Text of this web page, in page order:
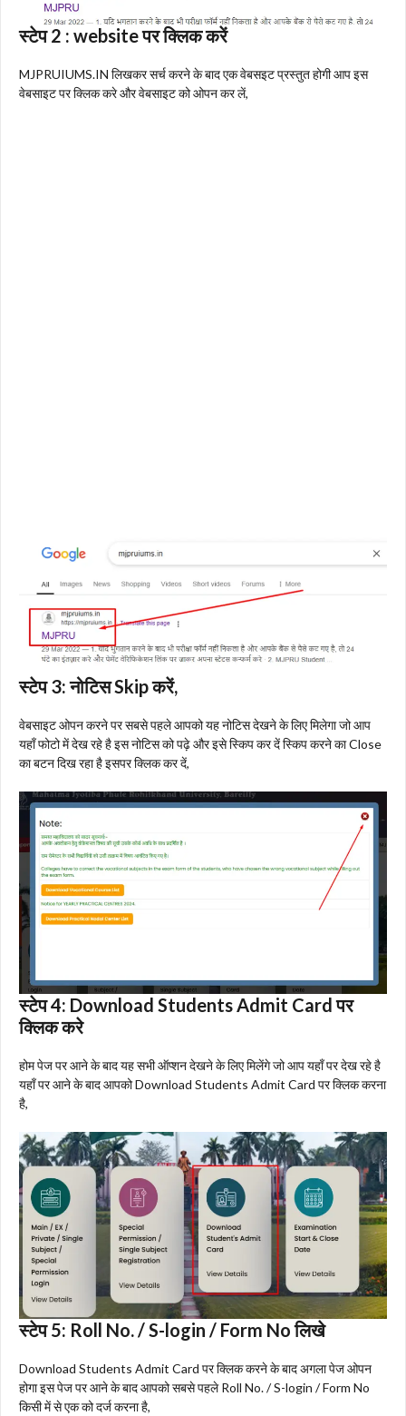
स्टेप 2 : website पर क्लिक करें
MJPRUIUMS.IN लिखकर सर्च करने के बाद एक वेबसइट प्रस्तुत होगी आप इस
वेबसाइट पर क्लिक करे और वेबसाइट को ओपन कर लें,
स्टेप 3:नोटिस Skip करें,
वेबसाइट ओपन करने पर सबसे पहले आपको यह नोटिस देखने के लिए मिलेगा जो आप
यहाँ फोटो में देख रहे है इस नोटिस को पढ़े और इसे स्किप कर दें स्किप करने का Close
का बटन दिख रहा है इसपर क्लिक कर दें,
स्टेप 4: Download Students Admit Card पर
क्लिक करे
होम पेज पर आने के बाद यह सभी ऑप्शन देखने के लिए मिलेंगे जो आप यहाँ पर देख रहे है
यहाँ पर आने के बाद आपको Download Students Admit Card पर क्लिक करना
है,
स्टेप 5: Roll No. / S-login / Form No लिखे
Download Students Admit Card पर क्लिक करने के बाद अगला पेज ओपन
होगा इस पेज पर आने के बाद आपको सबसे पहले Roll No. / S-login / Form No
किसी में से एक को दर्ज करना है,